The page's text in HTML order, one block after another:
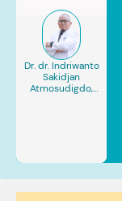
Dr. dr. Indriwanto
Sakidjan
Atmosudigdo,